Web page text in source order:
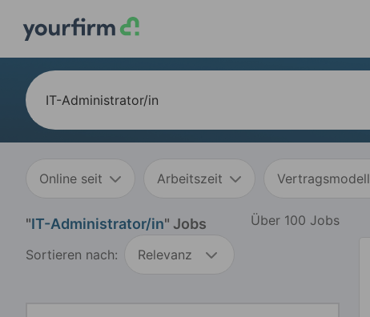
Online seit Arbeitszeit Vertragsmodell
"IT-Administrator/in" Jobs Über 100 Jobs
Sortieren nach: Relevanz